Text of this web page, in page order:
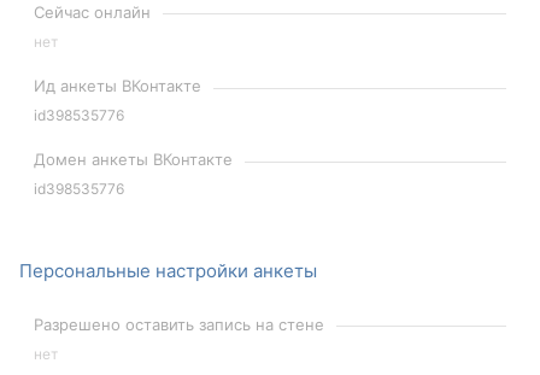
Сейчас онлайн
нет
Ид анкеты ВКонтакте
id398535776
Домен анкеты ВКонтакте
id398535776
Персональные настройки анкеты
Разрешено оставить запись на стене
нет